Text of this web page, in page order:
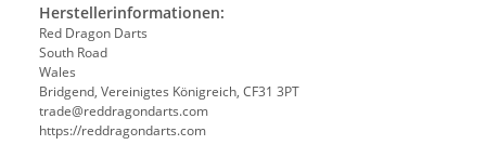
Herstellerinformationen:
Red Dragon Darts
South Road
Wales
Bridgend, Vereinigtes Königreich, CF31 3PT
trade@reddragondarts.com
https://reddragondarts.com